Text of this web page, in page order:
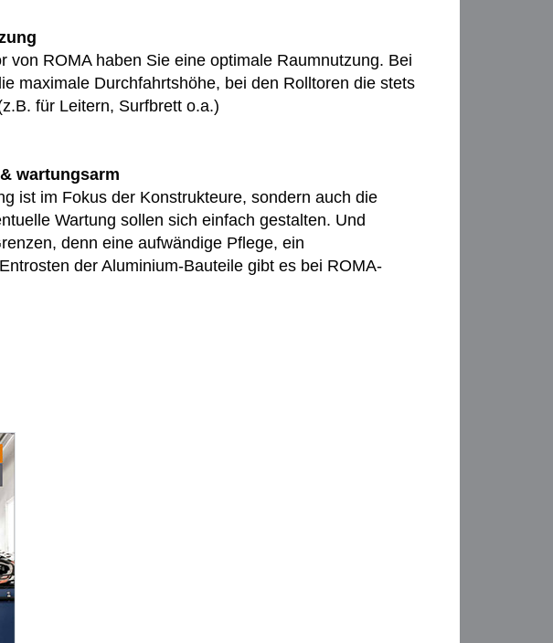
von ROMA haben Sie eine optimale Raumnutzung. Bei
maximale Durchfahrtshöhe, bei den Rolltoren die stets
für Leitern, Surfbrett o.a.)
wartungsarm
ist im Fokus der Konstrukteure, sondern auch die
Wartung sollen sich einfach gestalten. Und
denn eine aufwändige Pflege, ein
der Aluminium-Bauteile gibt es bei ROMA-